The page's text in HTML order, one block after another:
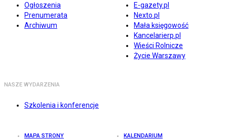
Ogłoszenia
Prenumerata
Archiwum
E-gazety.pl
Nexto.pl
Mała księgowość
Kancelarierp.pl
Wieści Rolnicze
Życie Warszawy
NASZE WYDARZENIA
Szkolenia i konferencje
MAPA STRONY KALENDARIUM